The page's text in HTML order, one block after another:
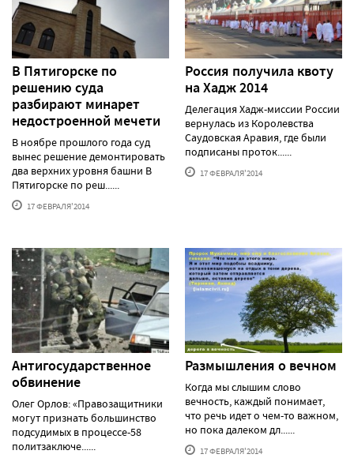
В Пятигорске по
решению суда
разбирают минарет
недостроенной мечети
В ноябре прошлого года суд
вынес решение демонтировать
два верхних уровня башни В
Пятигорске по реш......
17 ФЕВРАЛЯ'2014
Россия получила квоту
на Хадж 2014
Делегация Хадж-миссии России
вернулась из Королевства
Саудовская Аравия, где были
подписаны проток......
17 ФЕВРАЛЯ'2014
Антигосударственное
обвинение
Олег Орлов: «Правозащитники
могут признать большинство
подсудимых в процессе-58
политзаключе......
Размышления о вечном
Когда мы слышим слово
вечность, каждый понимает,
что речь идет о чем-то важном,
но пока далеком дл......
17 ФЕВРАЛЯ'2014